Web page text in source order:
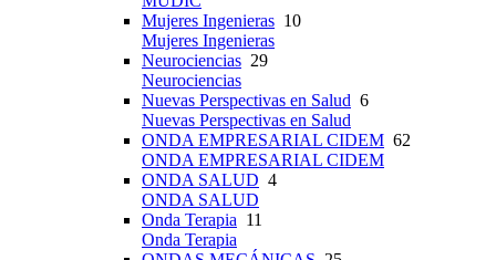
Mujeres Ingenieras 10
Mujeres Ingenieras
Neurociencias 29
Neurociencias
Nuevas Perspectivas en Salud 6
Nuevas Perspectivas en Salud
ONDA EMPRESARIAL CIDEM 62
ONDA EMPRESARIAL CIDEM
ONDA SALUD 4
ONDA SALUD
Onda Terapia 11
Onda Terapia